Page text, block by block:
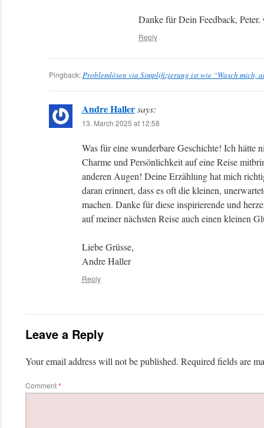
Danke für Dein Feedback, Peter.
Reply
Pingback:Problemlösen via Simplifizierung ist wie “Wasch mich,
Andre Haller says:
13. March 2025 at 12:58
Was für eine wunderbare Geschichte! Ich hätte
Charme und Persönlichkeit auf eine Reise
anderen Augen! Deine Erzählung hat mich
daran erinnert, dass es oft die kleinen,
machen. Danke für diese inspirierende und
auf meiner nächsten Reise auch einen kleinen
Liebe Grüsse,
Andre Haller
Reply
Leave a Reply
Your email address will not be published. Required fields are
Comment*